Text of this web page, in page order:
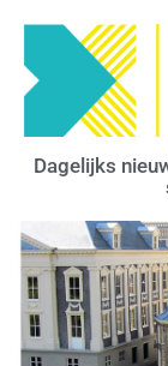
Dagelijks